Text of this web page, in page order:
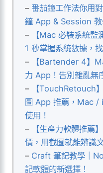
– 番茄鐘工作法你用
鐘 App & Session 教
–
【Mac 必裝系統
1 秒掌握系統數據，
–
【Bartender 4】
力 App！告別雜亂無
–
【TouchRetouch
圖 App 推薦，Mac /
使用！
–
【生產力軟體推薦
價，用截圖就能辨識
– Craft 筆記教學｜
記軟體的新選擇！